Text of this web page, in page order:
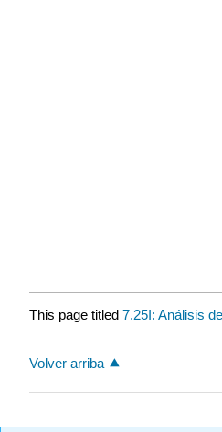
This page titled 7.25I: Análisis
Volver arriba